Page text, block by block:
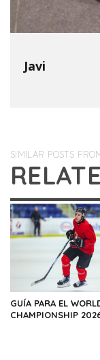
Javi
SIMILAR POSTS
GUÍA PARA EL
CHAMPIONSHIP